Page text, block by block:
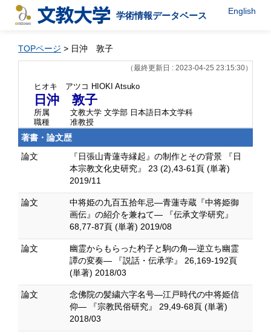
学術情報データベース English
TOPページ > 日沖 敦子
（最終更新日 : 2023-04-25 23:15:30）
ヒオキ アツコ HIOKI Atsuko
日沖 敦子
所属
文教大学 文学部 日本語日本文学科
職種
准教授
著書・論文歴
論文
『日張山青蓮寺縁起』の制作とその背景 『日
本宗教文化史研究』 23 (2),43-61頁 (単著)
2019/11
論文
中将姫の九百五拾年忌―青蓮寺蔵『中将姫御
画伝』の紹介を兼ねて― 『伝承文学研究』
68,77-87頁 (単著) 2019/08
論文
幽霊からもらった杓子と駒の角―逆立ち幽霊
譚の変奏― 『説話・伝承学』 26,169-192頁
(単著) 2018/03
論文
念佛院の髪繍六字名号―江戸時代の中将姫信
仰― 『宗教民俗研究』 29,49-68頁 (単著)
2018/03